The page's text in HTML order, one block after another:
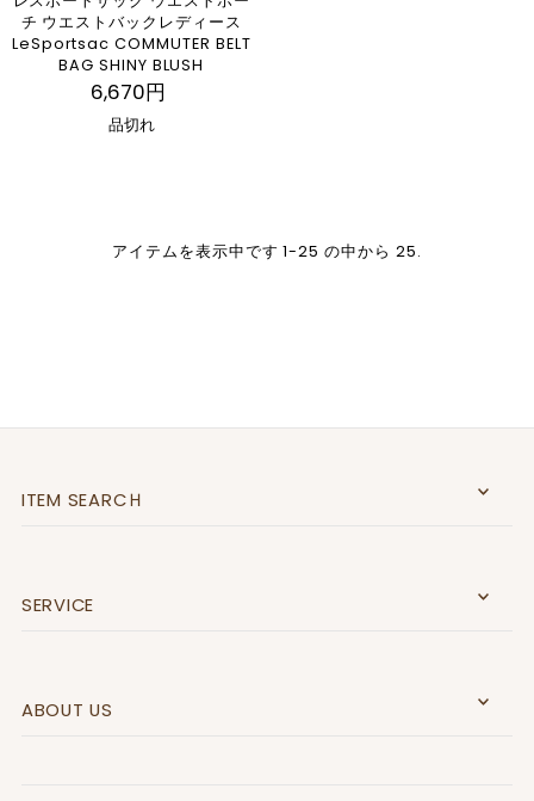
チ ウエストバックレディース
LeSportsac COMMUTER BELT
BAG SHINY BLUSH
6,670円
品切れ
アイテムを表示中です 1-25 の中から 25.
ITEM SEARCＨ
SERVICE
ABOUT US